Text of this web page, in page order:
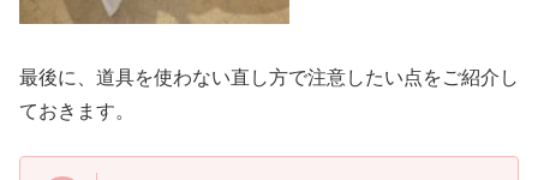
最後に、道具を使わない直し方で注意したい点をご紹介し
ておきます。